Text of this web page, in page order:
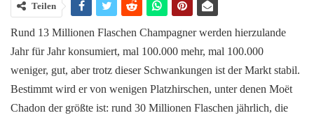
Teilen
Rund 13 Millionen Flaschen Champagner werden hierzulande
Jahr für Jahr konsumiert, mal 100.000 mehr, mal 100.000
weniger, gut, aber trotz dieser Schwankungen ist der Markt stabil.
Bestimmt wird er von wenigen Platzhirschen, unter denen Moët
Chadon der größte ist: rund 30 Millionen Flaschen jährlich, die